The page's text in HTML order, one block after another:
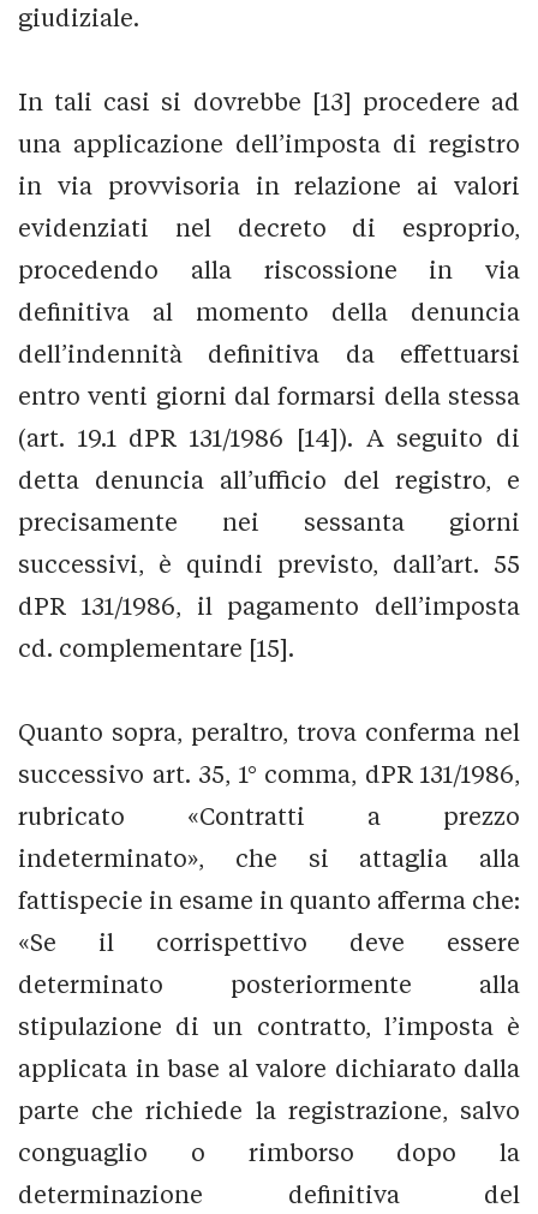
giudiziale.
In tali casi si dovrebbe [13] procedere ad
una applicazione dell’imposta di registro
in via provvisoria in relazione ai valori
evidenziati nel decreto di esproprio,
procedendo alla riscossione in via
definitiva al momento della denuncia
dell’indennità definitiva da effettuarsi
entro venti giorni dal formarsi della stessa
(art. 19.1 dPR 131/1986 [14]). A seguito di
detta denuncia all’ufficio del registro, e
precisamente nei sessanta giorni
successivi, è quindi previsto, dall’art. 55
dPR 131/1986, il pagamento dell’imposta
cd. complementare [15].
Quanto sopra, peraltro, trova conferma nel
successivo art. 35, 1° comma, dPR 131/1986,
rubricato «Contratti a prezzo
indeterminato», che si attaglia alla
fattispecie in esame in quanto afferma che:
«Se il corrispettivo deve essere
determinato posteriormente alla
stipulazione di un contratto, l’imposta è
applicata in base al valore dichiarato dalla
parte che richiede la registrazione, salvo
conguaglio o rimborso dopo la
determinazione definitiva del